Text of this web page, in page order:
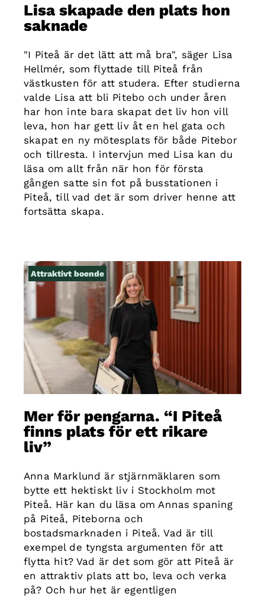
Lisa skapade den plats hon
saknade
"I Piteå är det lätt att må bra", säger Lisa
Hellmér, som flyttade till Piteå från
västkusten för att studera. Efter studierna
valde Lisa att bli Pitebo och under åren
har hon inte bara skapat det liv hon vill
leva, hon har gett liv åt en hel gata och
skapat en ny mötesplats för både Pitebor
och tillresta. I intervjun med Lisa kan du
läsa om allt från när hon för första
gången satte sin fot på busstationen i
Piteå, till vad det är som driver henne att
fortsätta skapa.
Attraktivt boende
Mer för pengarna. “I Piteå
finns plats för ett rikare
liv”
Anna Marklund är stjärnmäklaren som
bytte ett hektiskt liv i Stockholm mot
Piteå. Här kan du läsa om Annas spaning
på Piteå, Piteborna och
bostadsmarknaden i Piteå. Vad är till
exempel de tyngsta argumenten för att
flytta hit? Vad är det som gör att Piteå är
en attraktiv plats att bo, leva och verka
på? Och hur het är egentligen